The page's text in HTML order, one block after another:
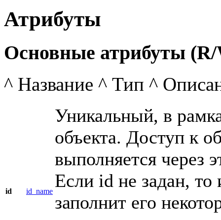
Атрибуты
Основные атрибуты
^ Название ^ Тип ^
id id_name
Уникальный, в
объекта. Доступ к
выполняется через
Если id не задан, то
заполнит его